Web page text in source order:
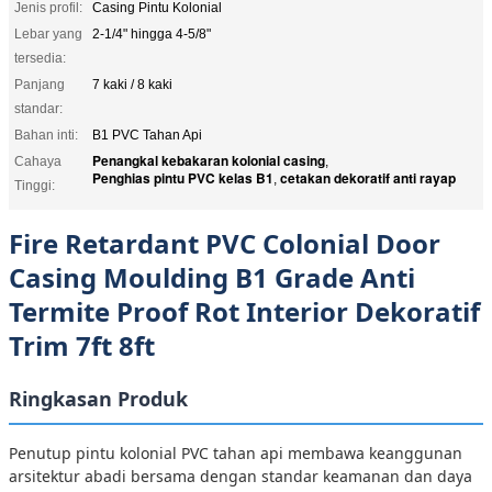
Jenis profil:
Casing Pintu Kolonial
Lebar yang
tersedia:
2-1/4" hingga 4-5/8"
Panjang
standar:
7 kaki / 8 kaki
Bahan inti:
B1 PVC Tahan Api
Cahaya
Tinggi:
Penangkal kebakaran kolonial casing,
Penghias pintu PVC kelas B1 , cetakan dekoratif anti rayap
Fire Retardant PVC Colonial Door
Casing Moulding B1 Grade Anti
Termite Proof Rot Interior Dekoratif
Trim 7ft 8ft
Ringkasan Produk
Penutup pintu kolonial PVC tahan api membawa keanggunan
arsitektur abadi bersama dengan standar keamanan dan daya